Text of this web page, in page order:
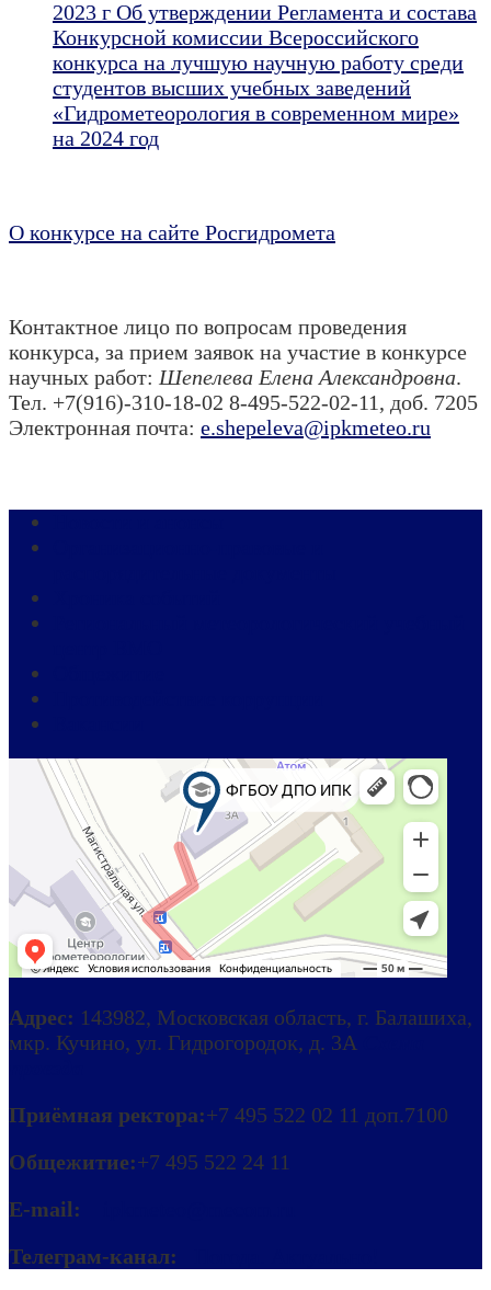
2023 г Об утверждении Регламента и состава
Конкурсной комиссии Всероссийского
конкурса на лучшую научную работу среди
студентов высших учебных заведений
«Гидрометеорология в современном мире»
на 2024 год
О конкурсе на сайте Росгидромета
Контактное лицо по вопросам проведения
конкурса, за прием заявок на участие в конкурсе
научных работ: Шепелева Елена Александровна.
Тел. +7(916)-310-18-02 8-495-522-02-11, доб. 7205
Электронная почта: e.shepeleva@ipkmeteo.ru
Адрес: 143982, Московская область, г. Балашиха,
мкр. Кучино, ул. Гидрогородок, д. 3А
Приёмная ректора:+7 495 522 02 11 доп.7100
Общежитие:+7 495 522 24 11
E-mail:
Телеграм-канал: